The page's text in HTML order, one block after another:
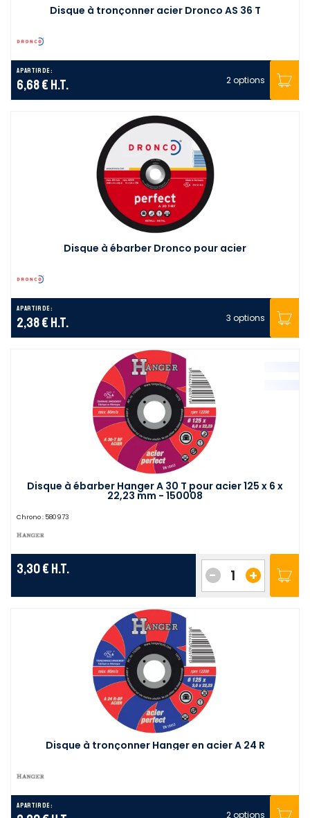
Disque à tronçonner acier Dronco AS 36 T
A partir de :
6,68 € H.T. 2 options
Disque à ébarber Dronco pour acier
A partir de :
2,38 € H.T. 3 options
Disque à ébarber Hanger A 30 T pour acier 125 x 6 x
22,23 mm - 150008
Chrono : 580973
3,30 € H.T. +
-
Disque à tronçonner Hanger en acier A 24 R
A partir de :
2 options